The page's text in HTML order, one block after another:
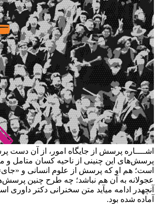
اشــــاره پرسش از جایگاه امور، از آن دست
پرسش‌های این چنینی از ناحیه کسان متامل و
است؛ هم او که پرسش از علوم انسانی و «جای»
عجولانه به آن هم نباشد؛ چه طرح چنین
آنچه​در ادامه می​آید متن سخنرانی دکتر
آماده شده بود.